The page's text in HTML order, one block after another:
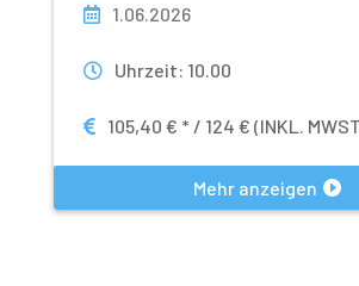
1.06.2026
Uhrzeit: 10.00
105,40 € * / 124 € (INKL.
Mehr anzeigen